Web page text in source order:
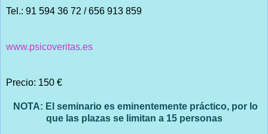
Tel.: 91 594 36 72 / 656 913 859
www.psicoveritas.es
Precio: 150 €
NOTA: El seminario es eminentemente práctico, por lo
que las plazas se limitan a 15 personas